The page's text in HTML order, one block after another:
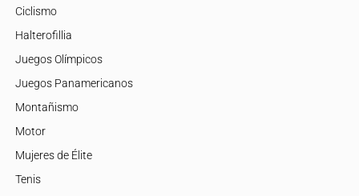
Ciclismo
Halterofillia
Juegos Olímpicos
Juegos Panamericanos
Montañismo
Motor
Mujeres de Élite
Tenis